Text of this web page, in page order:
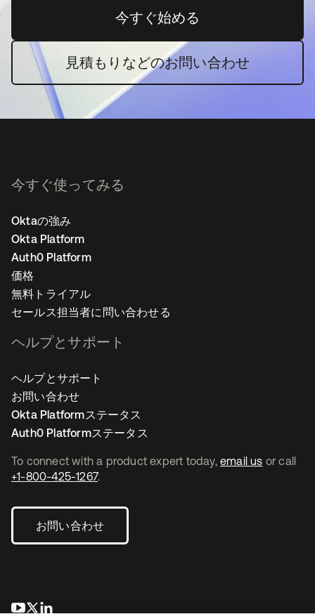
今すぐ始める新しいタブで開く
見積もりなどのお問い合わせ
To connect with a product expert today, email us or call
+1-800-425-1267.
お問い合わせ
新しいタブで開く
新しいタブで開く
今すぐ使ってみる
Oktaの強み
Okta Platform
Auth0 Platform
価格
無料トライアル
セールス担当者に問い合わせる
ヘルプとサポート
ヘルプとサポート
お問い合わせ
Okta Platformステータス
Auth0 Platformステータス